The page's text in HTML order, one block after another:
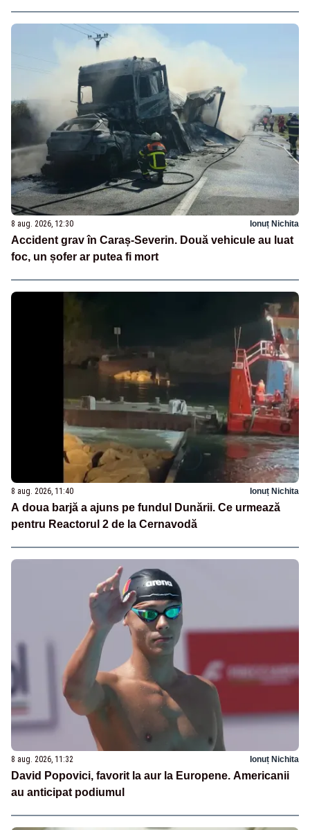
8 aug. 2026, 12:30 Ionuț Nichita
Accident grav în Caraș-Severin. Două vehicule au luat
foc, un șofer ar putea fi mort
8 aug. 2026, 11:40 Ionuț Nichita
A doua barjă a ajuns pe fundul Dunării. Ce urmează
pentru Reactorul 2 de la Cernavodă
8 aug. 2026, 11:32 Ionuț Nichita
David Popovici, favorit la aur la Europene. Americanii
au anticipat podiumul